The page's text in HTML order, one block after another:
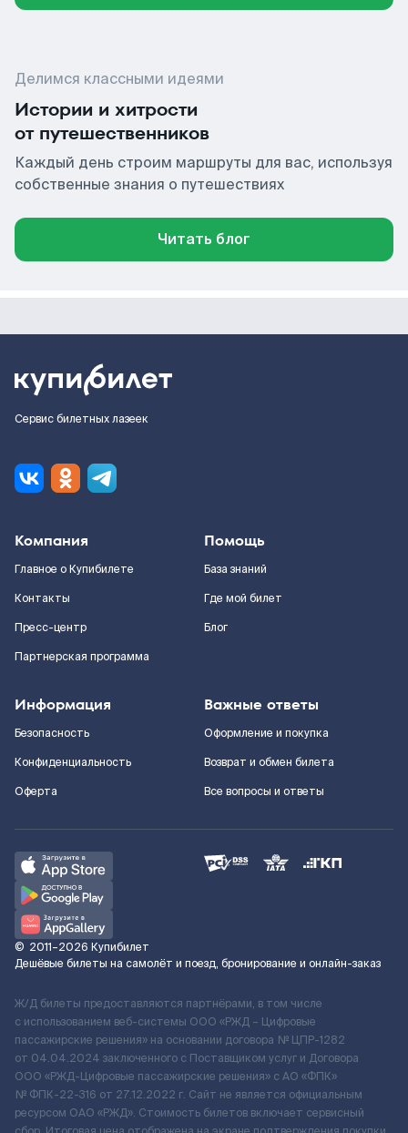
Делимся классными идеями
Истории и хитрости
от путешественников
Каждый день строим маршруты для вас, используя
собственные знания о путешествиях
Читать блог
Сервис билетных лазеек
Компания
Главное о Купибилете
Контакты
Пресс-центр
Партнерская программа
Помощь
База знаний
Где мой билет
Блог
Информация
Безопасность
Конфиденциальность
Оферта
Важные ответы
Оформление и покупка
Возврат и обмен билета
Все вопросы и ответы
© 2011–2026 Купибилет
Дешёвые билеты на самолёт и поезд, бронирование и онлайн-заказ
Ж/Д билеты предоставляются партнёрами, в том числе
с использованием веб-системы ООО «РЖД – Цифровые
пассажирские решения» на основании договора № ЦПР-1282
от 04.04.2024 заключенного с Поставщиком услуг и Договора
ООО «РЖД-Цифровые пассажирские решения» c АО «ФПК»
№ ФПК-22-316 от 27.12.2022 г. Сайт не является официальным
ресурсом ОАО «РЖД». Стоимость билетов включает сервисный